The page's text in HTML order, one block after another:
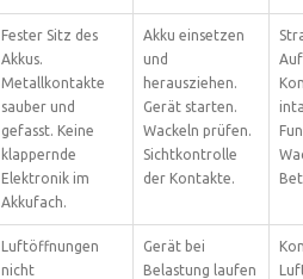
Fester Sitz des
Akkus.
Metallkontakte
sauber und
gefasst. Keine
klappernde
Elektronik im
Akkufach.
Akku einsetzen
und
herausziehen.
Gerät starten.
Wackeln prüfen.
Sichtkontrolle
der Kontakte.
Luftöffnungen
nicht
Gerät bei
Belastung laufen